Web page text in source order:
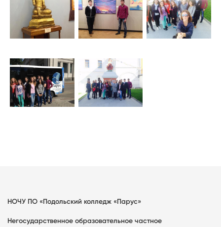
НОЧУ ПО «Подольский колледж «Парус»
Негосударственное образовательное частное